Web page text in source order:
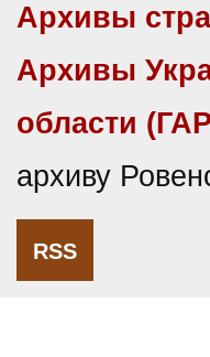
Архивы
Архивы
области
архиву
RSS